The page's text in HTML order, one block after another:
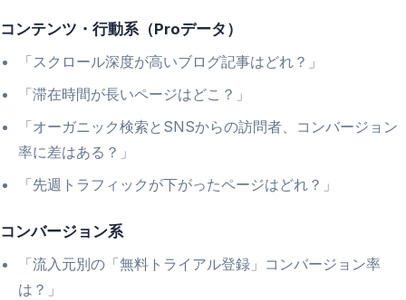
コンテンツ・行動系（Proデータ）
「スクロール深度が高いブログ記事はどれ？」
「滞在時間が長いページはどこ？」
「オーガニック検索とSNSからの訪問者、コンバージョン
率に差はある？」
「先週トラフィックが下がったページはどれ？」
コンバージョン系
「流入元別の「無料トライアル登録」コンバージョン率
は？」